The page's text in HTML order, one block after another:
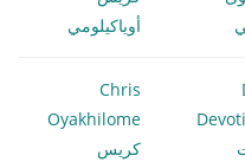
أوياكيلومي
Chris
Oyakhilome
كريس